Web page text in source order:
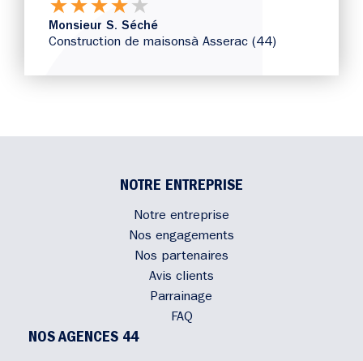
★★★★★
Monsieur S. Séché
Construction de maisonsà Asserac (44)
NOTRE ENTREPRISE
Notre entreprise
Nos engagements
Nos partenaires
Avis clients
Parrainage
FAQ
NOS AGENCES 44